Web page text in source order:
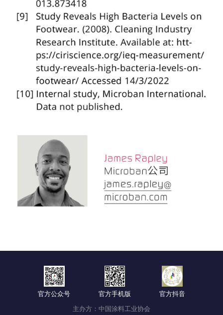
官方公众号 官方手机版
官方抖音
主办方：中国涂料工业协会